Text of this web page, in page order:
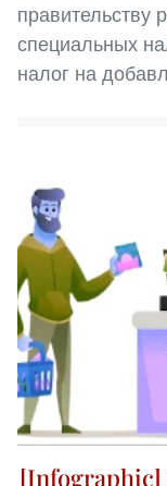
правительству
специальных
налог на